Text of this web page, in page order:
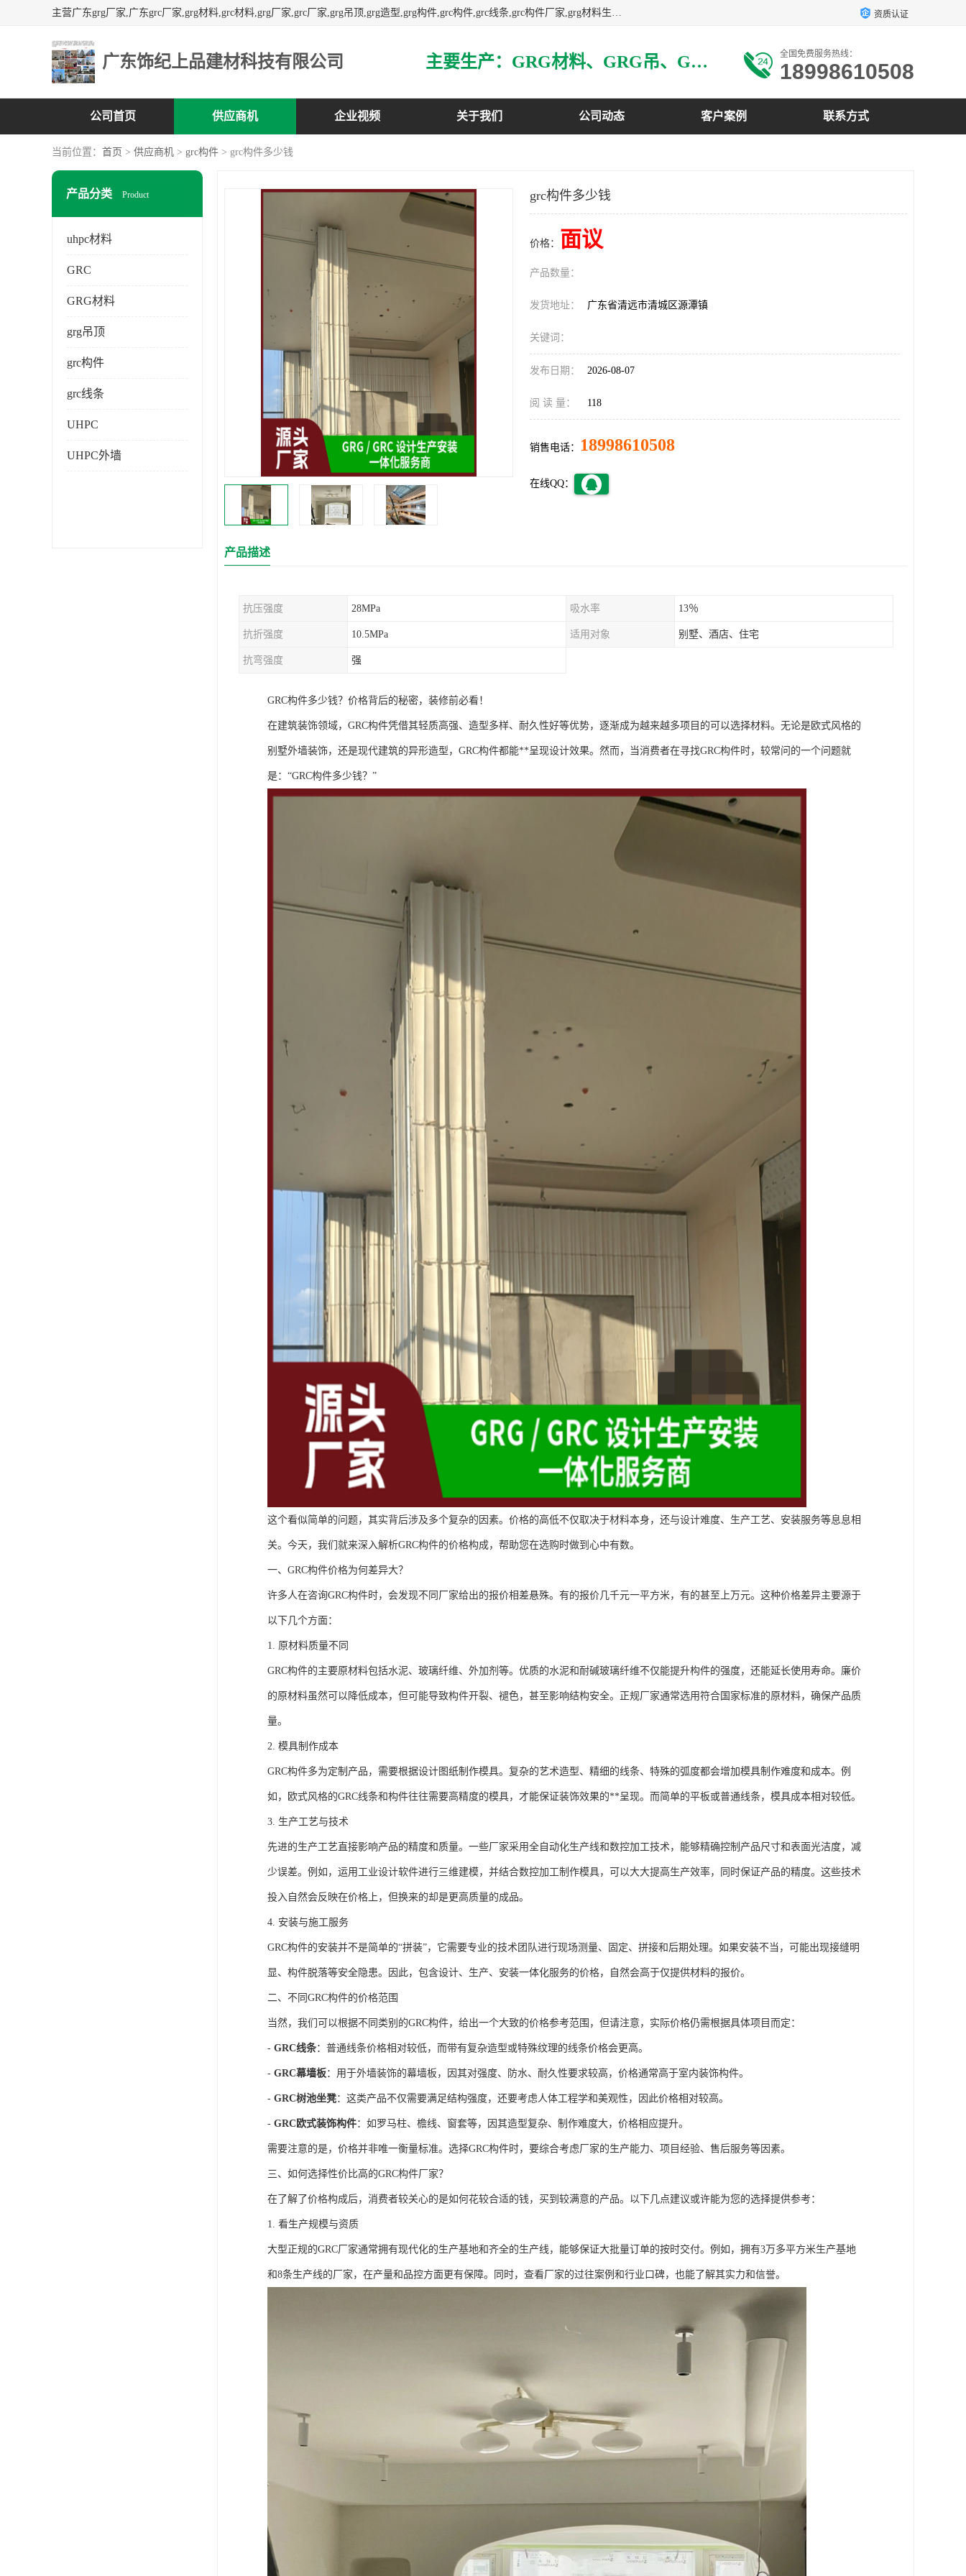
主营广东grg厂家,广东grc厂家,grg材料,grc材料,grg厂家,grc厂家,grg吊顶,grg造型,grg构件,grc构件,grc线条,grc构件厂家,grg材料生产厂家,grg材料定制,uhpc,uhpc厂家,uhpc外墙挂板,uhpc镂空幕墙板,3万平方厂房,如果您对我公司的产品服务感兴趣,请联系我们. 资质认证
广东饰纪上品建材科技有限公司 主要生产：GRG材料、GRG吊、GRG构件、GRG线条、GRG艺术造型、GRG吊材料等 全国免费服务热线：
18998610508
公司首页 供应商机 企业视频 关于我们 公司动态 客户案例 联系方式
当前位置： 首页 > 供应商机 > grc构件 > grc构件多少钱
产品分类 Product
uhpc材料
GRC
GRG材料
grg吊顶
grc构件
grc线条
UHPC
UHPC外墙
grc构件多少钱
价格： 面议
产品数量：
发货地址： 广东省清远市清城区源潭镇
关键词：
发布日期： 2026-08-07
阅 读 量： 118
销售电话： 18998610508
在线QQ：
产品描述
抗压强度 28MPa 吸水率 13％
抗折强度 10.5MPa 适用对象 别墅、酒店、住宅
抗弯强度 强
GRC构件多少钱？价格背后的秘密，装修前必看！
在建筑装饰领域，GRC构件凭借其轻质高强、造型多样、耐久性好等优势，逐渐成为越来越多项目的可以选择材料。无论是欧式风格的
别墅外墙装饰，还是现代建筑的异形造型，GRC构件都能**呈现设计效果。然而，当消费者在寻找GRC构件时，较常问的一个问题就
是：“GRC构件多少钱？”
这个看似简单的问题，其实背后涉及多个复杂的因素。价格的高低不仅取决于材料本身，还与设计难度、生产工艺、安装服务等息息相
关。今天，我们就来深入解析GRC构件的价格构成，帮助您在选购时做到心中有数。
一、GRC构件价格为何差异大？
许多人在咨询GRC构件时，会发现不同厂家给出的报价相差悬殊。有的报价几千元一平方米，有的甚至上万元。这种价格差异主要源于
以下几个方面：
1. 原材料质量不同
GRC构件的主要原材料包括水泥、玻璃纤维、外加剂等。优质的水泥和耐碱玻璃纤维不仅能提升构件的强度，还能延长使用寿命。廉价
的原材料虽然可以降低成本，但可能导致构件开裂、褪色，甚至影响结构安全。正规厂家通常选用符合国家标准的原材料，确保产品质
量。
2. 模具制作成本
GRC构件多为定制产品，需要根据设计图纸制作模具。复杂的艺术造型、精细的线条、特殊的弧度都会增加模具制作难度和成本。例
如，欧式风格的GRC线条和构件往往需要高精度的模具，才能保证装饰效果的**呈现。而简单的平板或普通线条，模具成本相对较低。
3. 生产工艺与技术
先进的生产工艺直接影响产品的精度和质量。一些厂家采用全自动化生产线和数控加工技术，能够精确控制产品尺寸和表面光洁度，减
少误差。例如，运用工业设计软件进行三维建模，并结合数控加工制作模具，可以大大提高生产效率，同时保证产品的精度。这些技术
投入自然会反映在价格上，但换来的却是更高质量的成品。
4. 安装与施工服务
GRC构件的安装并不是简单的“拼装”，它需要专业的技术团队进行现场测量、固定、拼接和后期处理。如果安装不当，可能出现接缝明
显、构件脱落等安全隐患。因此，包含设计、生产、安装一体化服务的价格，自然会高于仅提供材料的报价。
二、不同GRC构件的价格范围
当然，我们可以根据不同类别的GRC构件，给出一个大致的价格参考范围，但请注意，实际价格仍需根据具体项目而定：
- GRC线条：普通线条价格相对较低，而带有复杂造型或特殊纹理的线条价格会更高。
- GRC幕墙板：用于外墙装饰的幕墙板，因其对强度、防水、耐久性要求较高，价格通常高于室内装饰构件。
- GRC树池坐凳：这类产品不仅需要满足结构强度，还要考虑人体工程学和美观性，因此价格相对较高。
- GRC欧式装饰构件：如罗马柱、檐线、窗套等，因其造型复杂、制作难度大，价格相应提升。
需要注意的是，价格并非唯一衡量标准。选择GRC构件时，要综合考虑厂家的生产能力、项目经验、售后服务等因素。
三、如何选择性价比高的GRC构件厂家？
在了解了价格构成后，消费者较关心的是如何花较合适的钱，买到较满意的产品。以下几点建议或许能为您的选择提供参考：
1. 看生产规模与资质
大型正规的GRC厂家通常拥有现代化的生产基地和齐全的生产线，能够保证大批量订单的按时交付。例如，拥有3万多平方米生产基地
和8条生产线的厂家，在产量和品控方面更有保障。同时，查看厂家的过往案例和行业口碑，也能了解其实力和信誉。